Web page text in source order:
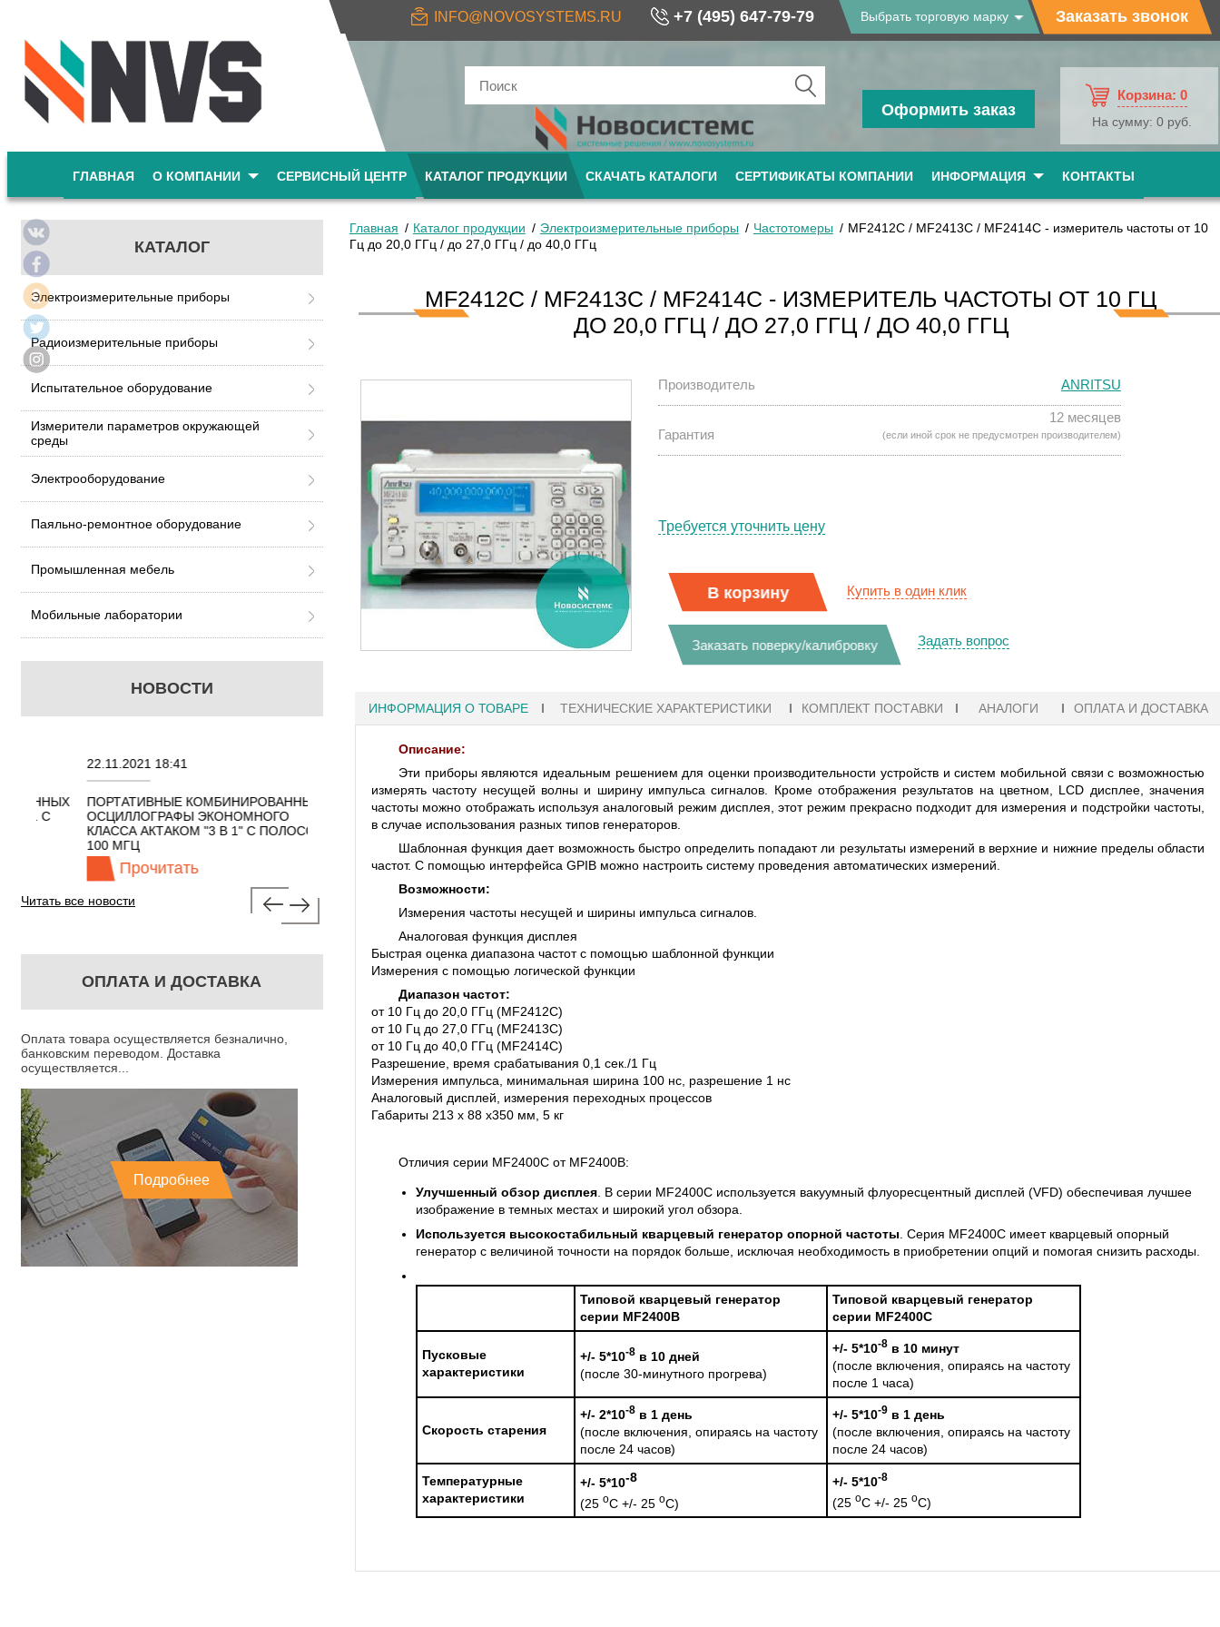
INFO@NOVOSYSTEMS.RU +7 (495) 647-79-79 Выбрать торговую марку Заказать звонок
Оформить заказ
Корзина: 0
На сумму: 0 руб.
ГЛАВНАЯ О КОМПАНИИ СЕРВИСНЫЙ ЦЕНТР КАТАЛОГ ПРОДУКЦИИ СКАЧАТЬ КАТАЛОГИ СЕРТИФИКАТЫ КОМПАНИИ ИНФОРМАЦИЯ КОНТАКТЫ
КАТАЛОГ
Электроизмерительные приборы
Радиоизмерительные приборы
Испытательное оборудование
Измерители параметров окружающей
среды
Электрооборудование
Паяльно-ремонтное оборудование
Промышленная мебель
Мобильные лаборатории
НОВОСТИ
22.11.2021 18:41
ПОРТАТИВНЫЕ КОМБИНИРОВАННЫЕ
ОСЦИЛЛОГРАФЫ ЭКОНОМНОГО
КЛАССА АКТАКОМ "3 В 1" С ПОЛОСОЙ
100 МГЦ
Прочитать
ОСЦИЛЛОГРАФЫ KEYSIGHT
TECHNOLOGIES СЕРИИ UXR
Прочитать
В НАЛИЧИИ! ZVH8, АНАЛИЗАТОР
КАБЕЛЕЙ И АНТЕНН, 100 КГЦ ДО 8 ГГЦ
(ГОСРЕЕСТР РФ)
Прочитать
Читать все новости
ОПЛАТА И ДОСТАВКА
Оплата товара осуществляется безналично,
банковским переводом. Доставка
осуществляется...
Подробнее
Главная Каталог продукции Электроизмерительные приборы Частотомеры
MF2412C / MF2413C / MF2414C - измеритель частоты от 10
Гц до 20,0 ГГц / до 27,0 ГГц / до 40,0 ГГц
MF2412C / MF2413C / MF2414C - ИЗМЕРИТЕЛЬ ЧАСТОТЫ ОТ 10 ГЦ
ДО 20,0 ГГЦ / ДО 27,0 ГГЦ / ДО 40,0 ГГЦ
Производитель ANRITSU
Гарантия
12 месяцев
(если иной срок не предусмотрен производителем)
Требуется уточнить цену
В корзину Купить в один клик
Заказать поверку/калибровку Задать вопрос
ИНФОРМАЦИЯ О ТОВАРЕ ТЕХНИЧЕСКИЕ ХАРАКТЕРИСТИКИ КОМПЛЕКТ ПОСТАВКИ АНАЛОГИ ОПЛАТА И ДОСТАВКА
Описание:
Эти приборы являются идеальным решением для оценки производительности устройств и систем мобильной связи с возможностью
измерять частоту несущей волны и ширину импульса сигналов. Кроме отображения результатов на цветном, LCD дисплее, значения
частоты можно отображать используя аналоговый режим дисплея, этот режим прекрасно подходит для измерения и подстройки частоты,
в случае использования разных типов генераторов.
Шаблонная функция дает возможность быстро определить попадают ли результаты измерений в верхние и нижние пределы области
частот. С помощью интерфейса GPIB можно настроить систему проведения автоматических измерений.
Возможности:
Измерения частоты несущей и ширины импульса сигналов.
Аналоговая функция дисплея
Быстрая оценка диапазона частот с помощью шаблонной функции
Измерения с помощью логической функции
Диапазон частот:
от 10 Гц до 20,0 ГГц (MF2412C)
от 10 Гц до 27,0 ГГц (MF2413C)
от 10 Гц до 40,0 ГГц (MF2414C)
Разрешение, время срабатывания 0,1 сек./1 Гц
Измерения импульса, минимальная ширина 100 нс, разрешение 1 нс
Аналоговый дисплей, измерения переходных процессов
Габариты 213 x 88 x350 мм, 5 кг
Отличия серии MF2400C от MF2400B:
Улучшенный обзор дисплея. В серии MF2400C используется вакуумный флуоресцентный дисплей (VFD) обеспечивая лучшее
изображение в темных местах и широкий угол обзора.
Используется высокостабильный кварцевый генератор опорной частоты . Серия MF2400C имеет кварцевый опорный
генератор с величиной точности на порядок больше, исключая необходимость в приобретении опций и помогая снизить расходы.
Типовой кварцевый генератор
серии MF2400B
Типовой кварцевый генератор
серии MF2400C
Пусковые
характеристики
+/- 5*10-8в 10 дней
(после 30-минутного прогрева)
+/- 5*10-8в 10 минут
(после включения, опираясь на частоту
после 1 часа)
Скорость старения
+/- 2*10-8в 1 день
(после включения, опираясь на частоту
после 24 часов)
+/- 5*10-9в 1 день
(после включения, опираясь на частоту
после 24 часов)
Температурные
характеристики
+/- 5*10-8
(25 oC +/- 25 oC)
+/- 5*10-8
(25 oC +/- 25 oC)